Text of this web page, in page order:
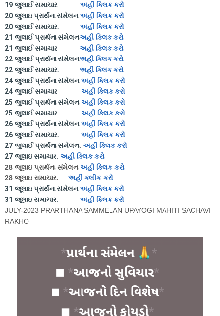
19 જુલાઈ સમાચાર
અહીં ક્લિક કરો
20 જુલાઇ પ્રાર્થના સંમેલનઅહીં ક્લિક કરો
20 જુલાઈ સમાચાર.
અહીં ક્લિક કરો
21 જુલાઈ પ્રાર્થના સંમેલનઅહીં ક્લિક કરો
21 જુલાઈ સમાચાર
અહીં ક્લિક કરો
22 જુલાઈ પ્રાર્થના સંમેલનઅહીં ક્લિક કરો
22 જુલાઈ સમાચાર.
અહીં ક્લિક કરો
24 જુલાઈ પ્રાર્થના સંમેલન અહીં ક્લિક કરો
24 જુલાઈ સમાચાર
અહીં ક્લિક કરો
25 જુલાઈ પ્રાર્થના સંમેલનઅહીં ક્લિક કરો
25 જુલાઈ સમાચાર..
અહીં ક્લિક કરો
26 જુલાઈ પ્રાર્થના સંમેલનઅહીં ક્લિક કરો
26 જુલાઈ સમાચાર.
અહીં ક્લિક કરો
27 જુલાઈ પ્રાર્થના સંમેલન. અહીં ક્લિક કરો
27 જૂલાઇ સમાચાર. અહીં ક્લિક કરો
28 જૂલાઇ પ્રાર્થના સંમેલનઅહીં ક્લિક કરો
28 જૂલાઇ સમાચાર. અહીં ક્લીક કરો
31 જૂલાઇ પ્રાર્થના સંમેલનઅહીં ક્લિક કરો
31 જૂલાઇ સમાચાર.
અહી ક્લિક કરો
JULY-2023 PRARTHANA SAMMELAN UPAYOGI MAHITI SACHAVI
RAKHO